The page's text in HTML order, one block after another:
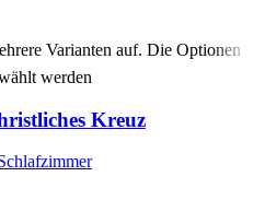
Varianten auf. Die Optionen
werden
Kreuz